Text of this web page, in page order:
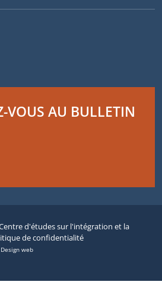
VOUS AU BULLETIN
d'études sur l'intégration et la
de confidentialité
web